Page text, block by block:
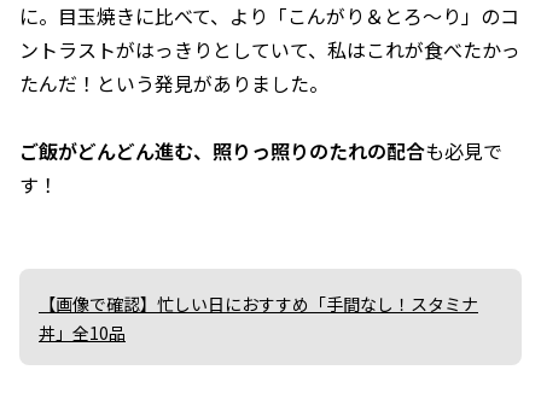
に。目玉焼きに比べて、より「こんがり＆とろ〜り」のコ
ントラストがはっきりとしていて、私はこれが食べたかっ
たんだ！という発見がありました。
ご飯がどんどん進む、照りっ照りのたれの配合も必見で
す！
【画像で確認】忙しい日におすすめ「手間なし！スタミナ
丼」全10品